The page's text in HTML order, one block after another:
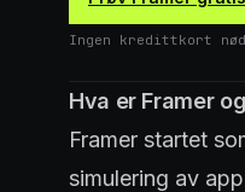
Ingen kredittkort
Hva er Framer
Framer startet
simulering av